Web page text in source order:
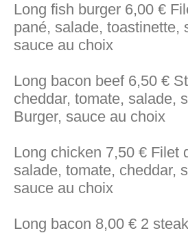
Long fish burger 6,00 €
pané, salade, toastinette,
sauce au choix
Long bacon beef 6,50 €
cheddar, tomate, salade,
Burger, sauce au choix
Long chicken 7,50 € Filet
salade, tomate, cheddar,
sauce au choix
Long bacon 8,00 € 2